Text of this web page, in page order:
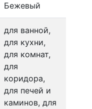
Бежевый
для ванной,
для кухни,
для комнат,
для
коридора,
для печей и
каминов, для